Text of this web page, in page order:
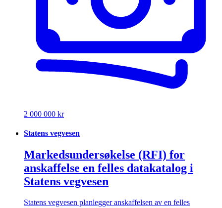
2 000 000 kr
Statens vegvesen
Markedsundersøkelse (RFI) for
anskaffelse en felles datakatalog i
Statens vegvesen
Statens vegvesen planlegger anskaffelsen av en felles